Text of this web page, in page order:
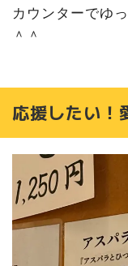
カウンターでゆ
＾＾
応援したい！